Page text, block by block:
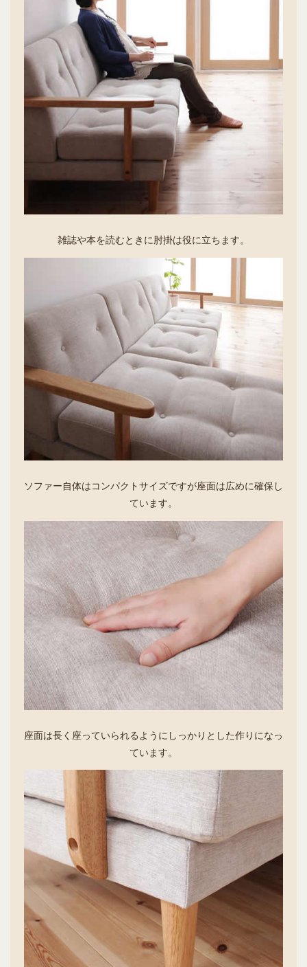
雑誌や本を読むときに肘掛は役に立ちます。
ソファー自体はコンパクトサイズですが座面は広めに確保し
ています。
座面は長く座っていられるようにしっかりとした作りになっ
ています。